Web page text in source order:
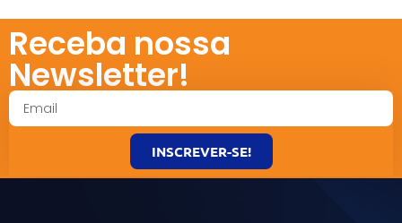
Receba nossa
Newsletter!
INSCREVER-SE!